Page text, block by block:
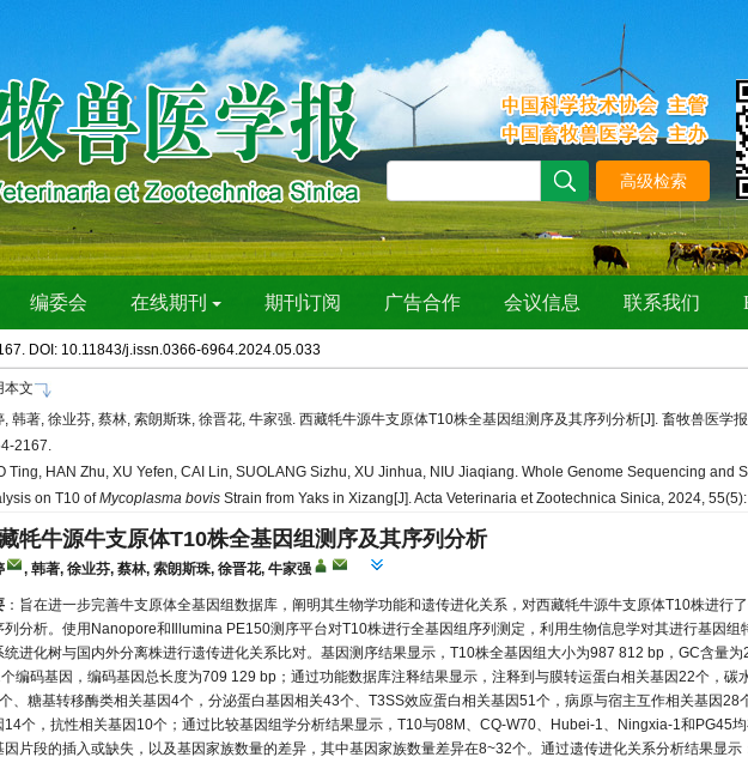
DOI: 10.11843/j.issn.0366-6964.2024.05.033
本文
, 韩著, 徐业芬, 蔡林, 索朗斯珠, 徐晋花, 牛家强. 西藏牦牛源牛支原体T10株全基因组测序及其序列分析[J]. 畜牧兽医学
2167.
Ting, HAN Zhu, XU Yefen, CAI Lin, SUOLANG Sizhu, XU Jinhua, NIU Jiaqiang. Whole Genome Sequencing and
on T10 ofMycoplasma bovis Strain from Yaks in Xizang[J]. Acta Veterinaria et Zootechnica Sinica, 2024,
牦牛源牛支原体T10株全基因组测序及其序列分析
, 韩著, 徐业芬, 蔡林, 索朗斯珠, 徐晋花, 牛家强
：旨在进一步完善牛支原体全基因组数据库，阐明其生物学功能和遗传进化关系，对西藏牦牛源牛支原体T10株进行
列分析。使用Nanopore和Illumina PE150测序平台对T10株进行全基因组序列测定，利用生物信息学对其进行基因组
统进化树与国内外分离株进行遗传进化关系比对。基因测序结果显示，T10株全基因组大小为987 812 bp，GC含量为
编码基因，编码基因总长度为709 129 bp；通过功能数据库注释结果显示，注释到与膜转运蛋白相关基因22个，碳
、糖基转移酶类相关基因4个，分泌蛋白基因相关43个、T3SS效应蛋白相关基因51个，病原与宿主互作相关基因28
14个，抗性相关基因10个；通过比较基因组学分析结果显示，T10与08M、CQ-W70、Hubei-1、Ningxia-1和PG45
因片段的插入或缺失，以及基因家族数量的差异，其中基因家族数量差异在8~32个。通过遗传进化关系分析结果显示